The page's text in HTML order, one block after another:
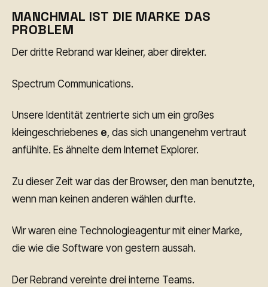
MANCHMAL IST DIE MARKE DAS
PROBLEM
Der dritte Rebrand war kleiner, aber direkter.
Spectrum Communications.
Unsere Identität zentrierte sich um ein großes
kleingeschriebenes e, das sich unangenehm vertraut
anfühlte. Es ähnelte dem Internet Explorer.
Zu dieser Zeit war das der Browser, den man benutzte,
wenn man keinen anderen wählen durfte.
Wir waren eine Technologieagentur mit einer Marke,
die wie die Software von gestern aussah.
Der Rebrand vereinte drei interne Teams.